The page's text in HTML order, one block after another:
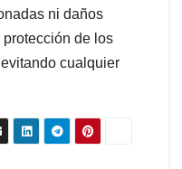
ni daños
de los
cualquier